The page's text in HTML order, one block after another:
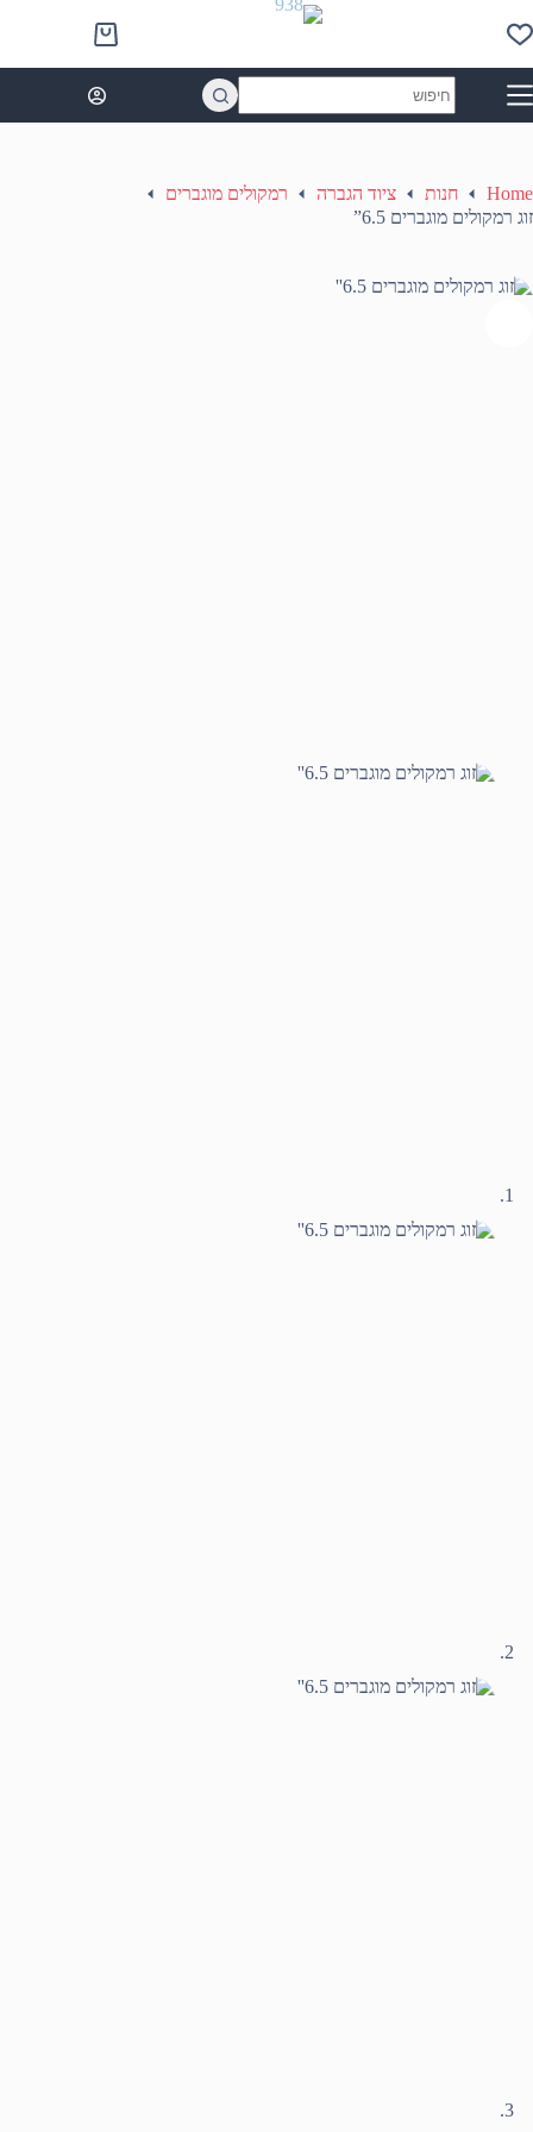
to
content
Shopping
cart
results
Home חנות ציוד הגברה
רמקולים מוגברים
זוג רמקולים מוגברים 6.5”